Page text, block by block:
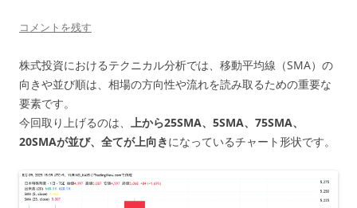
コメントを残す
株式投資におけるテクニカル分析では、移動平均線（SMA）の
向きや並び順は、相場の方向性や流れを読み取るための重要な
要素です。
今回取り上げるのは、 上から25SMA、5SMA、75SMA、
20SMAが並び、全てが上向きになっているチャート形状です。